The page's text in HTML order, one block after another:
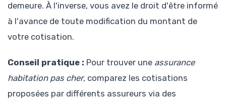
demeure. À l'inverse, vous avez le droit d'être informé
à l'avance de toute modification du montant de
votre cotisation.
Conseil pratique : Pour trouver une assurance
habitation pas cher, comparez les cotisations
proposées par différents assureurs via des